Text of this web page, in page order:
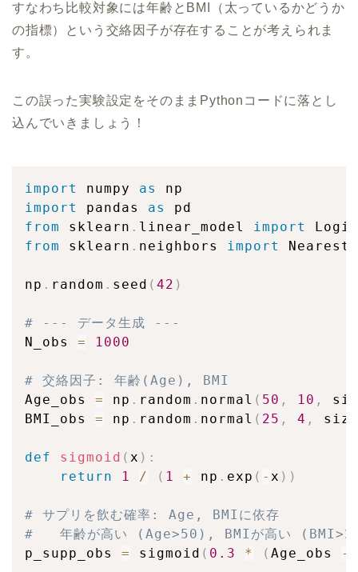
すなわち比較対象には年齢とBMI（太っているかどうか
の指標）という交絡因子が存在することが考えられま
す。
この誤った実験設定をそのままPythonコードに落とし
込んでいきましょう！
import numpy as
import
pandas as
from
sklearn . linear_model import
from
sklearn . neighbors import
np . random . seed ( 42 )
# --- データ生成 ---
N_obs = 1000
# 交絡因子: 年齢(Age), BMI
Age_obs = np . random . normal ( 50 , 10 ,
BMI_obs = np . random . normal ( 25 , 4 , size
def sigmoid ( x ) :
return
1 / ( 1 + np . exp ( - x ) )
# サプリを飲む確率: Age, BMIに依存
#   年齢が高い (Age>50), BMIが高い
p_supp_obs = sigmoid ( 0.3 * ( Age_obs -